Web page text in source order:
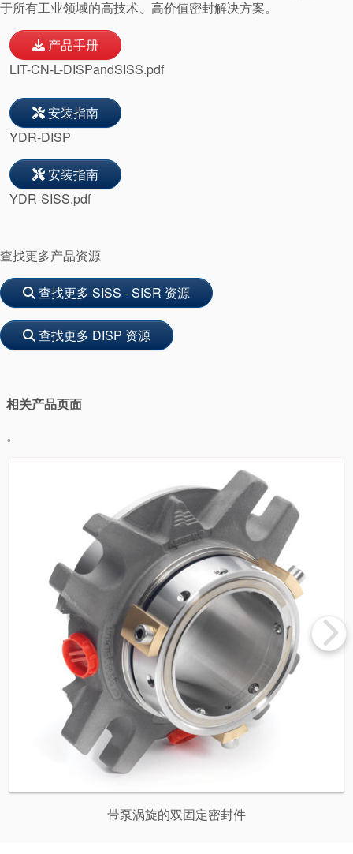
学院
于所有工业领域的高技术、高价值密封解决方案。
产品手册
LIT-CN-L-DISPandSISS.pdf
安装指南
YDR-DISP
安装指南
YDR-SISS.pdf
查找更多产品资源
查找更多 SISS - SISR 资源
查找更多 DISP 资源
相关产品页面
。
带泵涡旋的双固定密封件